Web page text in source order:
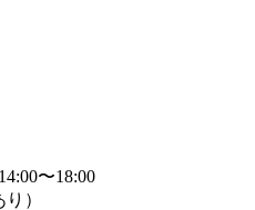
〜18:00
）